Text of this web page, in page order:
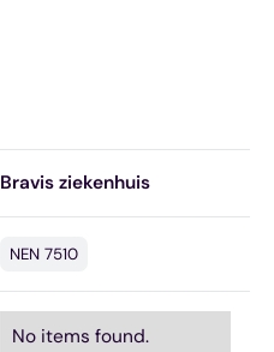
Bravis ziekenhuis
NEN 7510
No items found.